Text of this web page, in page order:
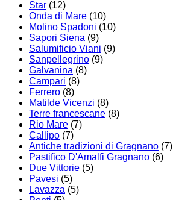
Star (12)
Onda di Mare (10)
Molino Spadoni (10)
Sapori Siena (9)
Salumificio Viani (9)
Sanpellegrino (9)
Galvanina (8)
Campari (8)
Ferrero (8)
Matilde Vicenzi (8)
Terre francescane (8)
Rio Mare (7)
Callipo (7)
Antiche tradizioni di Gragnano (7)
Pastifico D'Amalfi Gragnano (6)
Due Vittorie (5)
Pavesi (5)
Lavazza (5)